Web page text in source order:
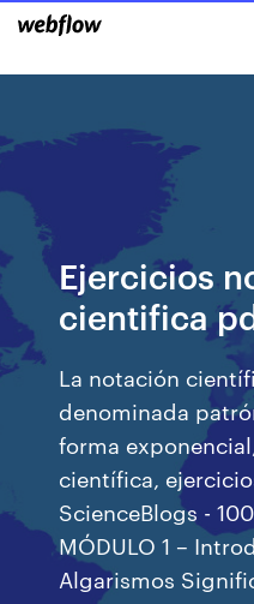
Ejercicios
cientifica
La notación
denominada
forma
científica,
ScienceBlogs -
MÓDULO 1 –
Algarismos